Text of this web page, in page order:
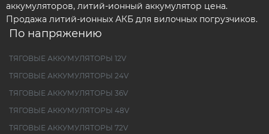
аккумуляторов, литий-ионный аккумулятор цена.
Продажа литий-ионных АКБ для вилочных погрузчиков.
По напряжению
ТЯГОВЫЕ АККУМУЛЯТОРЫ 12V
ТЯГОВЫЕ АККУМУЛЯТОРЫ 24V
ТЯГОВЫЕ АККУМУЛЯТОРЫ 36V
ТЯГОВЫЕ АККУМУЛЯТОРЫ 48V
ТЯГОВЫЕ АККУМУЛЯТОРЫ 72V